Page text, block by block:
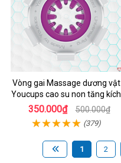
Vòng gai Massage dương vật
Youcups cao su non tăng kích
thước
350.000₫ 500.000₫
(379)
1 2